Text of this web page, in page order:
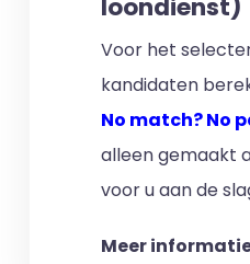
Voor het
kandidaten
No match? No
alleen gemaakt
voor u aan de
Meer